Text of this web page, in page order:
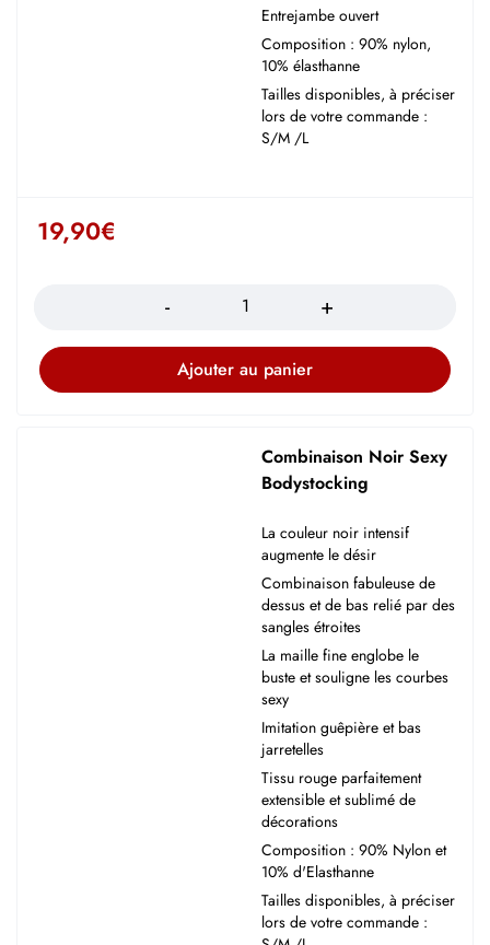
Entrejambe ouvert
Composition : 90% nylon,
10% élasthanne
Tailles disponibles, à préciser
lors de votre commande :
S/M /L
19,90€
Ajouter au panier
Combinaison Noir Sexy
Bodystocking
La couleur noir intensif
augmente le désir
Combinaison fabuleuse de
dessus et de bas relié par des
sangles étroites
La maille fine englobe le
buste et souligne les courbes
sexy
Imitation guêpière et bas
jarretelles
Tissu rouge parfaitement
extensible et sublimé de
décorations
Composition : 90% Nylon et
10% d'Elasthanne
Tailles disponibles, à préciser
lors de votre commande :